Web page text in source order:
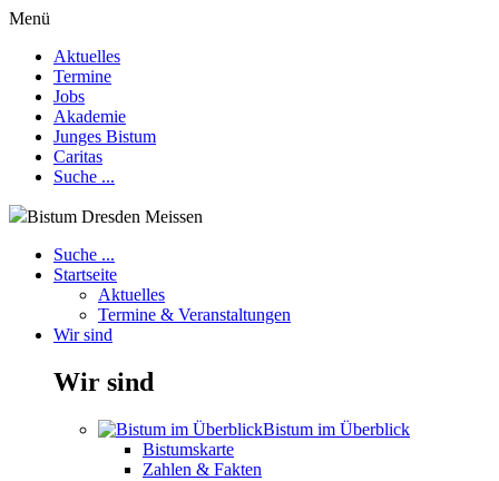
Menü
Aktuelles
Termine
Jobs
Akademie
Junges Bistum
Caritas
Suche ...
Bistum Dresden Meissen
Suche ...
Startseite
Aktuelles
Termine & Veranstaltungen
Wir sind
Wir sind
Bistum im Überblick
Bistumskarte
Zahlen & Fakten